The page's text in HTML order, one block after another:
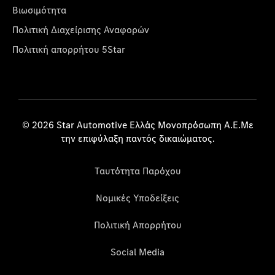
Βιωσιμότητα
Πολιτική Διαχείρισης Αναφορών
Πολιτική απορρήτου 5Star
© 2026 Star Automotive Ελλάς Μονοπρόσωπη Α.Ε.Με
την επιφύλαξη παντός δικαιώματος.
Ταυτότητα Παρόχου
Νομικές Υποδείξεις
Πολιτική Απορρήτου
Social Media